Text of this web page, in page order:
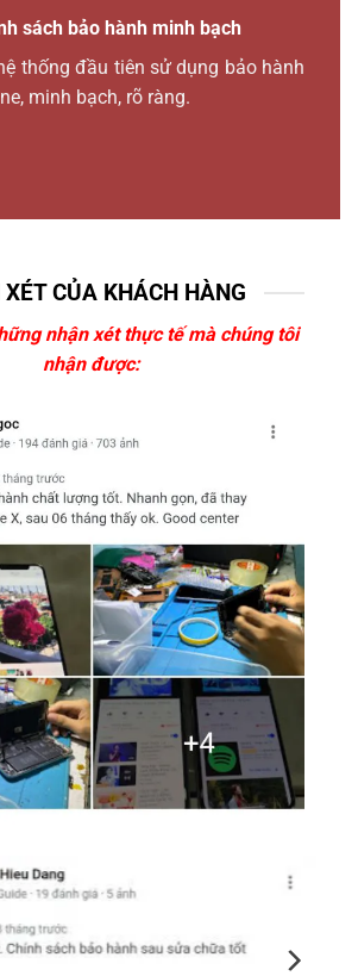
sách bảo hành minh bạch
thống đầu tiên sử dụng bảo hành
minh bạch, rõ ràng.
CỦA KHÁCH HÀNG
nhận xét thực tế mà chúng tôi
nhận được: